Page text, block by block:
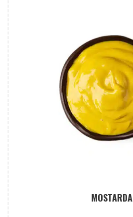
MOSTARDA